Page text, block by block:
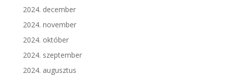
2024. december
2024. november
2024. október
2024. szeptember
2024. augusztus